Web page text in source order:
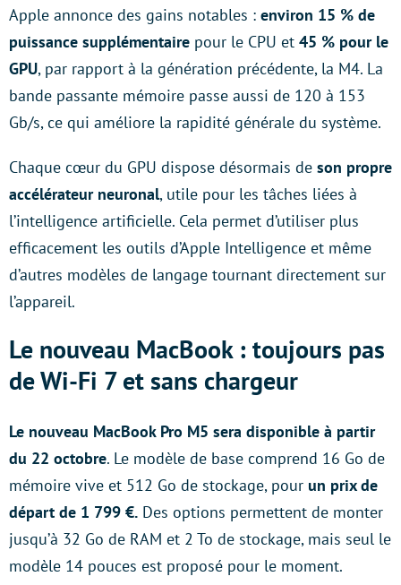
Apple annonce des gains notables : environ 15 % de
puissance supplémentaire pour le CPU et 45 % pour le
GPU, par rapport à la génération précédente, la M4. La
bande passante mémoire passe aussi de 120 à 153
Gb/s, ce qui améliore la rapidité générale du système.
Chaque cœur du GPU dispose désormais de son propre
accélérateur neuronal, utile pour les tâches liées à
l’intelligence artificielle. Cela permet d’utiliser plus
efficacement les outils d’Apple Intelligence et même
d’autres modèles de langage tournant directement sur
l’appareil.
Le nouveau MacBook : toujours pas
de Wi-Fi 7 et sans chargeur
Le nouveau MacBook Pro M5 sera disponible à partir
du 22 octobre. Le modèle de base comprend 16 Go de
mémoire vive et 512 Go de stockage, pour un prix de
départ de 1 799 €. Des options permettent de monter
jusqu’à 32 Go de RAM et 2 To de stockage, mais seul le
modèle 14 pouces est proposé pour le moment.